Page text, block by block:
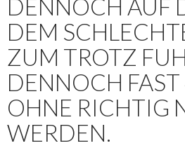
DENNOCH AUF
DEM
ZUM TROTZ
DENNOCH
OHNE RICHTIG
WERDEN.